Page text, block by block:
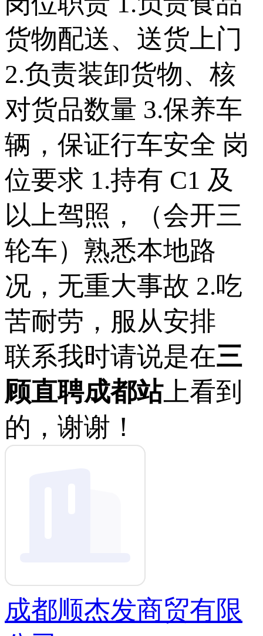
货物配送、送货上门
2.负责装卸货物、核
对货品数量 3.保养车
辆，保证行车安全 岗
位要求 1.持有 C1 及
以上驾照，（会开三
轮车）熟悉本地路
况，无重大事故 2.吃
苦耐劳，服从安排
联系我时请说是在三
顾直聘成都站上看到
的，谢谢！
成都顺杰发商贸有限